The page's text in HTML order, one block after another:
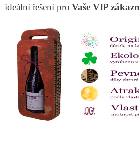
ideální řešení pro Vaše VIP